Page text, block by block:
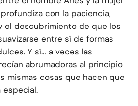
con la paciencia,
el descubrimiento de que los
entre sí de formas
Y sí… a veces las
abrumadoras al principio
mismas cosas que hacen que
especial.